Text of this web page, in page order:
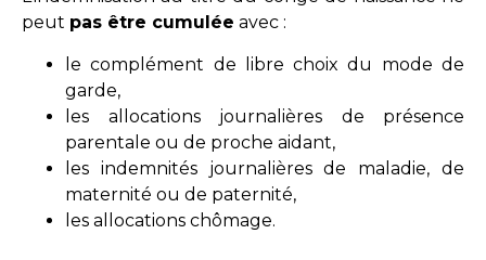
peut pas être cumulée avec :
le complément de libre choix du mode de
garde,
les allocations journalières de présence
parentale ou de proche aidant,
les indemnités journalières de maladie, de
maternité ou de paternité,
les allocations chômage.